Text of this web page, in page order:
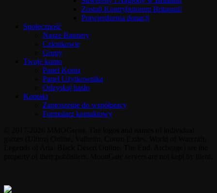
Zostań Kontrybutorem Britannii!
Potwierdzenia donacji
Społeczność
Nasze Bannery
Członkowie
Grupy
Twoje konto
Panel Konta
Panel Użytkownika
Odzyskaj hasło
Kontakt
Zaproszenie do współpracy
Formularz kontaktowy